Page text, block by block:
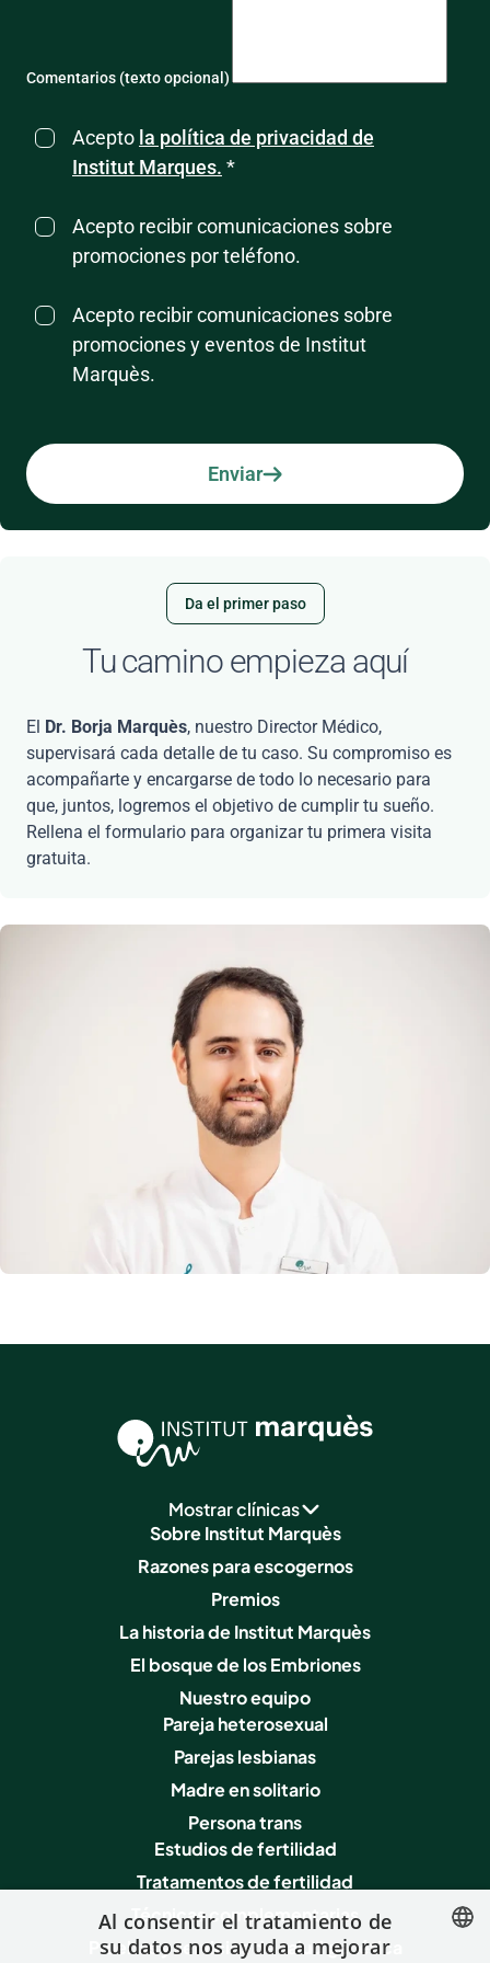
Comentarios (texto opcional)
Acepto la política de privacidad de
Institut Marques. *
Acepto recibir comunicaciones sobre
promociones por teléfono.
Acepto recibir comunicaciones sobre
promociones y eventos de Institut
Marquès.
Enviar
Da el primer paso
Tu camino empieza aquí
El Dr. Borja Marquès, nuestro Director Médico,
supervisará cada detalle de tu caso. Su compromiso es
acompañarte y encargarse de todo lo necesario para
que, juntos, logremos el objetivo de cumplir tu sueño.
Rellena el formulario para organizar tu primera visita
gratuita.
Mostrar clínicas
Sobre Institut Marquès
Razones para escogernos
Premios
La historia de Institut Marquès
El bosque de los Embriones
Nuestro equipo
Pareja heterosexual
Parejas lesbianas
Madre en solitario
Persona trans
Estudios de fertilidad
Tratamentos de fertilidad
Técnicas complementarias
Pruebas y servicios de salud genética
Al consentir el tratamiento de
su datos nos ayuda a mejorar